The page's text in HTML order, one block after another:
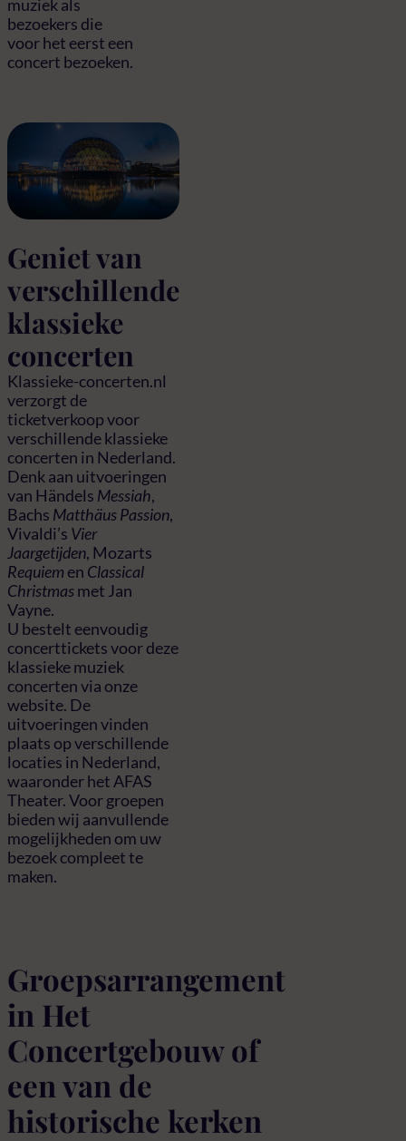
muziek als
bezoekers die
voor het eerst een
concert bezoeken.
Geniet van
verschillende
klassieke
concerten
Klassieke-concerten.nl
verzorgt de
ticketverkoop voor
verschillende klassieke
concerten in Nederland.
Denk aan uitvoeringen
van Händels Messiah,
Bachs Matthäus Passion,
Vivaldi’s Vier
Jaargetijden, Mozarts
Requiem en Classical
Christmasmet Jan
Vayne.
U bestelt eenvoudig
concerttickets voor deze
klassieke muziek
concerten via onze
website. De
uitvoeringen vinden
plaats op verschillende
locaties in Nederland,
waaronder het AFAS
Theater. Voor groepen
bieden wij aanvullende
mogelijkheden om uw
bezoek compleet te
maken.
Groepsarrangement
in Het
Concertgebouw of
een van de
historische kerken